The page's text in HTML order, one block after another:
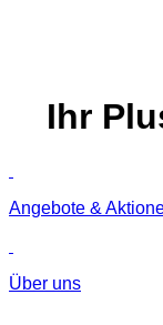
Ihr
Angebote &
Über uns